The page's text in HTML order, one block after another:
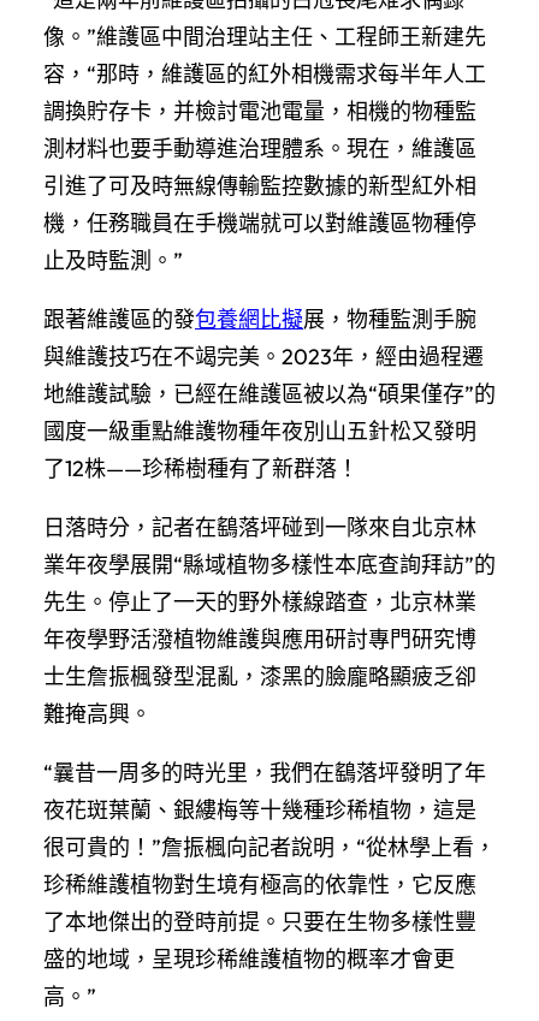
像。”維護區中間治理站主任、工程師王新建先
容，“那時，維護區的紅外相機需求每半年人工
調換貯存卡，并檢討電池電量，相機的物種監
測材料也要手動導進治理體系。現在，維護區
引進了可及時無線傳輸監控數據的新型紅外相
機，任務職員在手機端就可以對維護區物種停
止及時監測。”
跟著維護區的發包養網比擬展，物種監測手腕
與維護技巧在不竭完美。2023年，經由過程遷
地維護試驗，已經在維護區被以為“碩果僅存”的
國度一級重點維護物種年夜別山五針松又發明
了12株——珍稀樹種有了新群落！
日落時分，記者在鷂落坪碰到一隊來自北京林
業年夜學展開“縣域植物多樣性本底查詢拜訪”的
先生。停止了一天的野外樣線踏查，北京林業
年夜學野活潑植物維護與應用研討專門研究博
士生詹振楓發型混亂，漆黑的臉龐略顯疲乏卻
難掩高興。
“曩昔一周多的時光里，我們在鷂落坪發明了年
夜花斑葉蘭、銀縷梅等十幾種珍稀植物，這是
很可貴的！”詹振楓向記者說明，“從林學上看，
珍稀維護植物對生境有極高的依靠性，它反應
了本地傑出的登時前提。只要在生物多樣性豐
盛的地域，呈現珍稀維護植物的概率才會更
高。”